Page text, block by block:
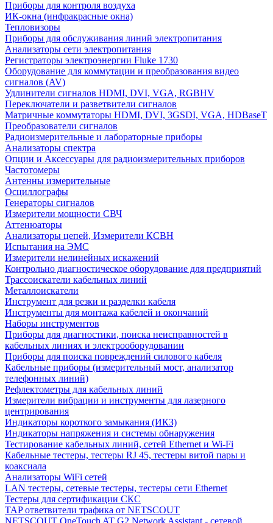
Приборы для контроля воздуха
ИК-окна (инфракрасные окна)
Тепловизоры
Приборы для обслуживания линий электропитания
Анализаторы сети электропитания
Регистраторы электроэнергии Fluke 1730
Оборудование для коммутации и преобразования видео
сигналов (AV)
Удлинители сигналов HDMI, DVI, VGA, RGBHV
Переключатели и разветвители сигналов
Матричные коммутаторы HDMI, DVI, 3GSDI, VGA, HDBaseT
Преобразователи сигналов
Радиоизмерительные и лабораторные приборы
Анализаторы спектра
Опции и Аксессуары для радиоизмерительных приборов
Частотомеры
Антенны измерительные
Осциллографы
Генераторы сигналов
Измерители мощности СВЧ
Аттенюаторы
Анализаторы цепей, Измерители КСВН
Испытания на ЭМС
Измерители нелинейных искажений
Контрольно диагностическое оборудование для предприятий
Трассоискатели кабельных линий
Металлоискатели
Инструмент для резки и разделки кабеля
Инструменты для монтажа кабелей и окончаний
Наборы инструментов
Приборы для диагностики, поиска неисправностей в
кабельных линиях и электрооборудовании
Приборы для поиска повреждений силового кабеля
Кабельные приборы (измерительный мост, анализатор
телефонных линий)
Рефлектометры для кабельных линий
Измерители вибрации и инструменты для лазерного
центрирования
Индикаторы короткого замыкания (ИКЗ)
Индикаторы напряжения и системы обнаружения
Тестирование кабельных линий, сетей Ethernet и Wi-Fi
Кабельные тестеры, тестеры RJ 45, тестеры витой пары и
коаксиала
Анализаторы WiFi сетей
LAN тестеры, сетевые тестеры, тестеры сети Ethernet
Тестеры для сертификации СКС
TAP ответвители трафика от NETSCOUT
NETSCOUT OneTouch AT G2 Network Assistant - сетевой